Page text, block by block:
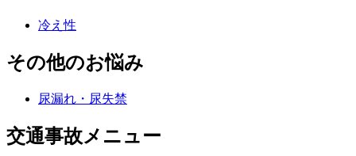
冷え性
その他のお悩み
尿漏れ・尿失禁
交通事故メニュー